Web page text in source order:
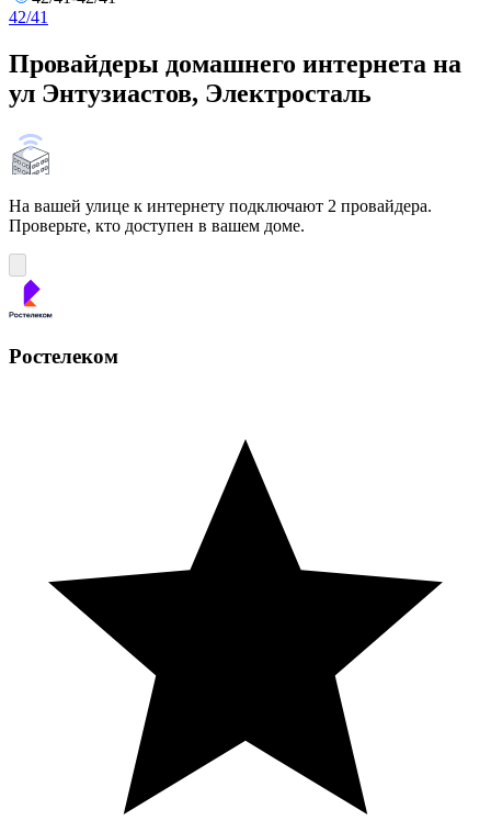
42/41
Провайдеры домашнего интернета на
ул Энтузиастов, Электросталь
На вашей улице к интернету подключают 2 провайдера.
Проверьте, кто доступен в вашем доме.
Ростелеком